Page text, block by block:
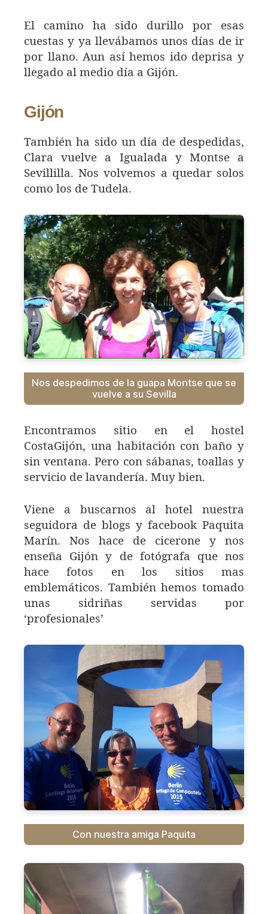
El camino ha sido durillo por esas
cuestas y ya llevábamos unos días de ir
por llano. Aun así hemos ido deprisa y
llegado al medio día a Gijón.
Gijón
También ha sido un día de despedidas,
Clara vuelve a Igualada y Montse a
Sevillilla. Nos volvemos a quedar solos
como los de Tudela.
Nos despedimos de la guapa Montse que se
vuelve a su Sevilla
Encontramos sitio en el hostel
CostaGijón, una habitación con baño y
sin ventana. Pero con sábanas, toallas y
servicio de lavandería. Muy bien.
Viene a buscarnos al hotel nuestra
seguidora de blogs y facebook Paquita
Marín. Nos hace de cicerone y nos
enseña Gijón y de fotógrafa que nos
hace fotos en los sitios mas
emblemáticos. También hemos tomado
unas sidriñas servidas por
‘profesionales’
Con nuestra amiga Paquita